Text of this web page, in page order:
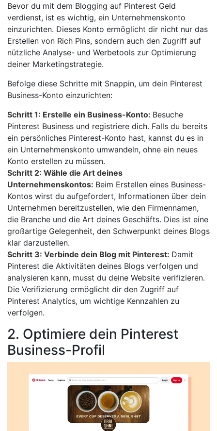
Bevor du mit dem Blogging auf Pinterest Geld
verdienst, ist es wichtig, ein Unternehmenskonto
einzurichten. Dieses Konto ermöglicht dir nicht nur das
Erstellen von Rich Pins, sondern auch den Zugriff auf
nützliche Analyse- und Werbetools zur Optimierung
deiner Marketingstrategie.
Befolge diese Schritte mit Snappin, um dein Pinterest
Business-Konto einzurichten:
Schritt 1: Erstelle ein Business-Konto: Besuche
Pinterest Business und registriere dich. Falls du bereits
ein persönliches Pinterest-Konto hast, kannst du es in
ein Unternehmenskonto umwandeln, ohne ein neues
Konto erstellen zu müssen.
Schritt 2: Wähle die Art deines
Unternehmenskontos: Beim Erstellen eines Business-
Kontos wirst du aufgefordert, Informationen über dein
Unternehmen bereitzustellen, wie den Firmennamen,
die Branche und die Art deines Geschäfts. Dies ist eine
großartige Gelegenheit, den Schwerpunkt deines Blogs
klar darzustellen.
Schritt 3: Verbinde dein Blog mit Pinterest: Damit
Pinterest die Aktivitäten deines Blogs verfolgen und
analysieren kann, musst du deine Website verifizieren.
Die Verifizierung ermöglicht dir den Zugriff auf
Pinterest Analytics, um wichtige Kennzahlen zu
verfolgen.
2. Optimiere dein Pinterest
Business-Profil